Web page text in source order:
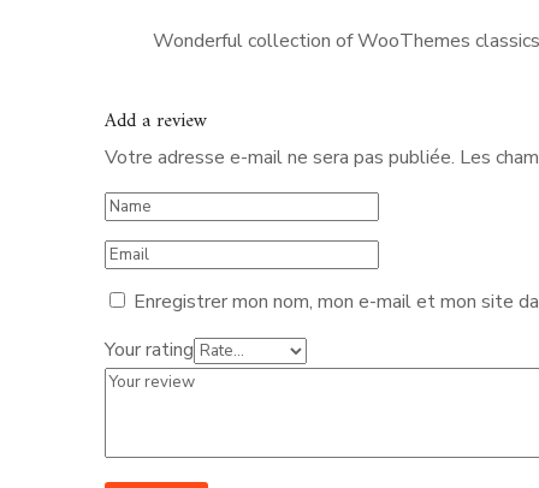
Wonderful collection of WooThemes
Add a review
Votre adresse e-mail ne sera pas publiée. Les
Enregistrer mon nom, mon e-mail et mon site
Your rating